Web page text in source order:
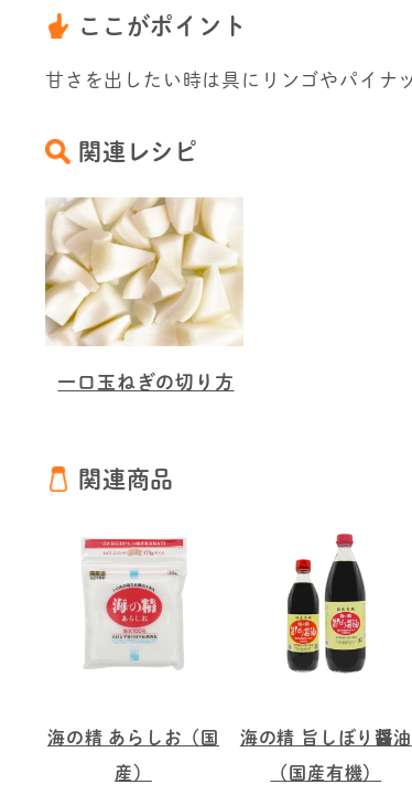
ここがポイント
甘さを出したい時は具にリンゴやパイナ
関連レシピ
一口玉ねぎの切り方
関連商品
海の精 あらしお（国
産）
海の精 旨しぼり醤油
（国産有機）